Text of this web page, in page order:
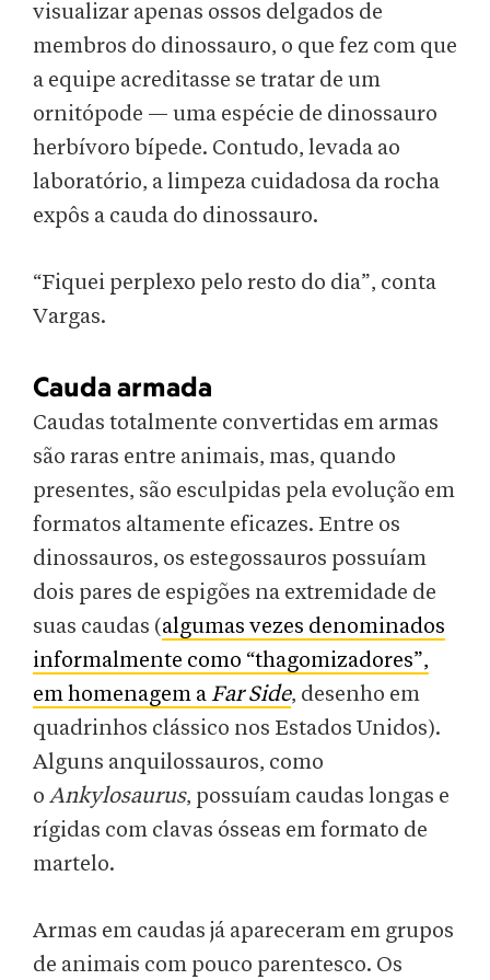
visualizar apenas ossos delgados de
membros do dinossauro, o que fez com que
a equipe acreditasse se tratar de um
ornitópode — uma espécie de dinossauro
herbívoro bípede. Contudo, levada ao
laboratório, a limpeza cuidadosa da rocha
expôs a cauda do dinossauro.
“Fiquei perplexo pelo resto do dia”, conta
Vargas.
Cauda armada
Caudas totalmente convertidas em armas
são raras entre animais, mas, quando
presentes, são esculpidas pela evolução em
formatos altamente eficazes. Entre os
dinossauros, os estegossauros possuíam
dois pares de espigões na extremidade de
suas caudas (algumas vezes denominados
informalmente como “thagomizadores”,
em homenagem aFar Side, desenho em
quadrinhos clássico nos Estados Unidos).
Alguns anquilossauros, como
o Ankylosaurus, possuíam caudas longas e
rígidas com clavas ósseas em formato de
martelo.
Armas em caudas já apareceram em grupos
de animais com pouco parentesco. Os